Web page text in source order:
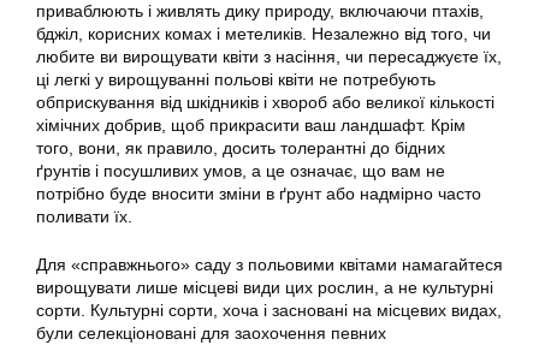
приваблюють і живлять дику природу, включаючи птахів,
бджіл, корисних комах і метеликів. Незалежно від того, чи
любите ви вирощувати квіти з насіння, чи пересаджуєте їх,
ці легкі у вирощуванні польові квіти не потребують
обприскування від шкідників і хвороб або великої кількості
хімічних добрив, щоб прикрасити ваш ландшафт. Крім
того, вони, як правило, досить толерантні до бідних
ґрунтів і посушливих умов, а це означає, що вам не
потрібно буде вносити зміни в ґрунт або надмірно часто
поливати їх.
Для «справжнього» саду з польовими квітами намагайтеся
вирощувати лише місцеві види цих рослин, а не культурні
сорти. Культурні сорти, хоча і засновані на місцевих видах,
були селекціоновані для заохочення певних